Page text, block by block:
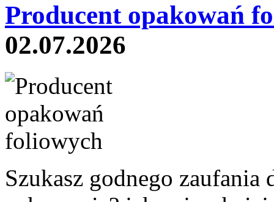
Producent opakowań
02.07.2026
Szukasz godnego